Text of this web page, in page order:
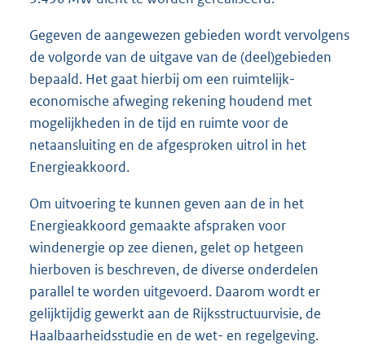
Gegeven de aangewezen gebieden wordt vervolgens
de volgorde van de uitgave van de (deel)gebieden
bepaald. Het gaat hierbij om een ruimtelijk-
economische afweging rekening houdend met
mogelijkheden in de tijd en ruimte voor de
netaansluiting en de afgesproken uitrol in het
Energieakkoord.
Om uitvoering te kunnen geven aan de in het
Energieakkoord gemaakte afspraken voor
windenergie op zee dienen, gelet op hetgeen
hierboven is beschreven, de diverse onderdelen
parallel te worden uitgevoerd. Daarom wordt er
gelijktijdig gewerkt aan de Rijksstructuurvisie, de
Haalbaarheidsstudie en de wet- en regelgeving.